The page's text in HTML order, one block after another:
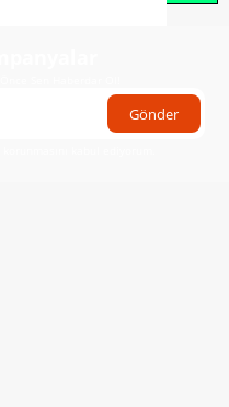
Gönder